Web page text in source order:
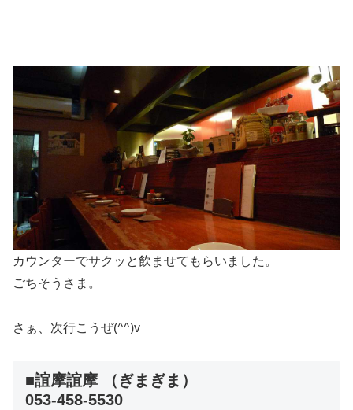
カウンターでサクッと飲ませてもらいました。
ごちそうさま。
さぁ、次行こうぜ(^^)v
■誼摩誼摩 （ぎまぎま）
053-458-5530